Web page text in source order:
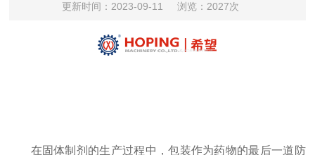
更新时间：2023-09-11 浏览：2027次
在固体制剂的生产过程中，包装作为药物的最后一道防